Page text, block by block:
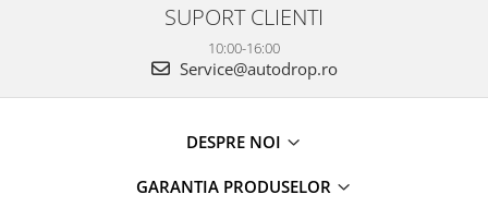
Rame adaptoare Alfa Romeo
Rame adaptoare Hyundai
SUPORT CLIENTI
10:00-16:00
Service@autodrop.ro
DESPRE NOI
GARANTIA PRODUSELOR